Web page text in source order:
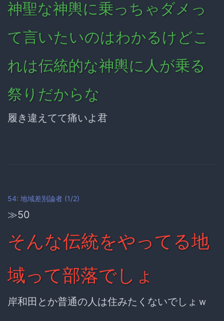
神聖な神輿に乗っちゃダメっ
て言いたいのはわかるけどこ
れは伝統的な神輿に人が乗る
祭りだからな
履き違えてて痛いよ君
54: 地域差別論者 (1/2)
≫50
そんな伝統をやってる地
域って部落でしょ
岸和田とか普通の人は住みたくないでしょｗ